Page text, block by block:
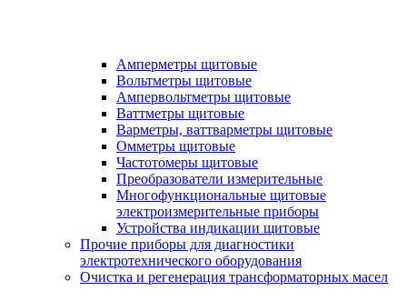
Амперметры щитовые
Вольтметры щитовые
Ампервольтметры щитовые
Ваттметры щитовые
Варметры, ваттварметры щитовые
Омметры щитовые
Частотомеры щитовые
Преобразователи измерительные
Многофункциональные щитовые
электроизмерительные приборы
Устройства индикации щитовые
Прочие приборы для диагностики
электротехнического оборудования
Очистка и регенерация трансформаторных масел